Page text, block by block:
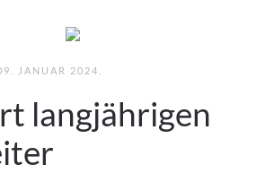
JANUAR 2024
langjährigen